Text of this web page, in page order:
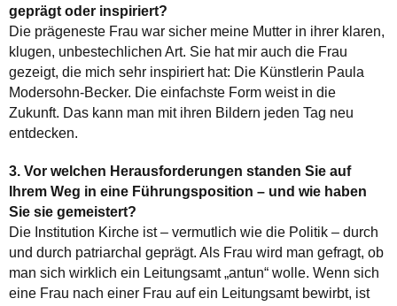
geprägt oder inspiriert?
Die prägeneste Frau war sicher meine Mutter in ihrer klaren,
klugen, unbestechlichen Art. Sie hat mir auch die Frau
gezeigt, die mich sehr inspiriert hat: Die Künstlerin Paula
Modersohn-Becker. Die einfachste Form weist in die
Zukunft. Das kann man mit ihren Bildern jeden Tag neu
entdecken.
3. Vor welchen Herausforderungen standen Sie auf
Ihrem Weg in eine Führungsposition – und wie haben
Sie sie gemeistert?
Die Institution Kirche ist – vermutlich wie die Politik – durch
und durch patriarchal geprägt. Als Frau wird man gefragt, ob
man sich wirklich ein Leitungsamt „antun“ wolle. Wenn sich
eine Frau nach einer Frau auf ein Leitungsamt bewirbt, ist